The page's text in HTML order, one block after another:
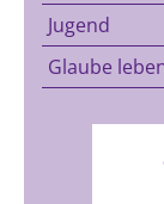
Jugend
Glaube